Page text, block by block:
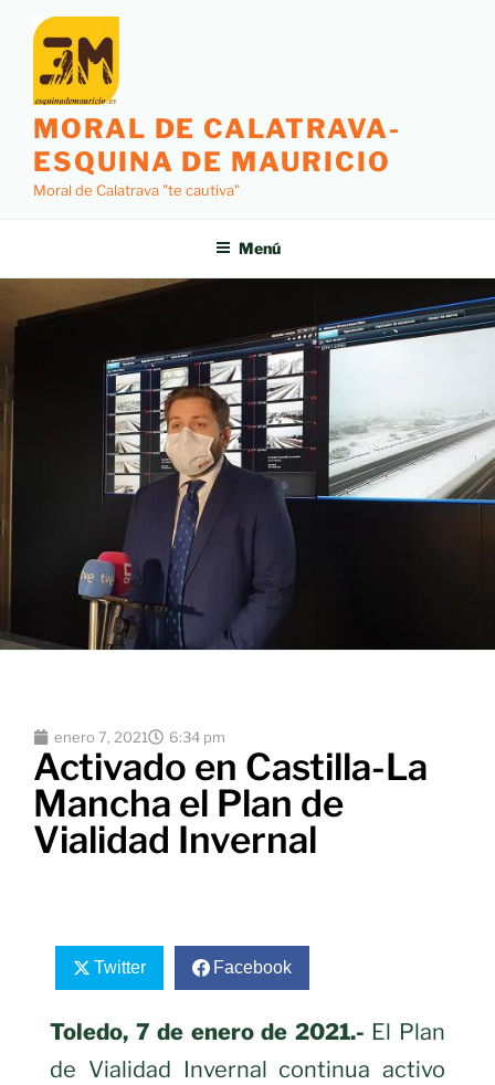
MORAL DE CALATRAVA-
ESQUINA DE MAURICIO
Moral de Calatrava "te cautiva"
Menú
enero 7, 2021 6:34 pm
Activado en Castilla-La
Mancha el Plan de
Vialidad Invernal
Twitter Facebook
Toledo, 7 de enero de 2021.- El Plan
de Vialidad Invernal continua activo